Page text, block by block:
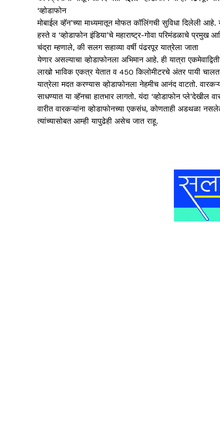
‘व्होडाफोन
मोबाईल व्हॅन’च्या माध्यमातून मोफत कॉलिंगची सुविधा दिलेली आहे.
हस्ते व ‘व्होडाफोन इंडिया’चे महाराष्ट्र-गोवा परिमंडळाचे
चंद्रा म्हणाले, की सलग सहाव्या वर्षी पंढरपूर यात्रेला जाता
येणार असल्याचा व्होडाफोनला अभिमान आहे. ही यात्रा
लाखो भाविक एकत्र येतात व 450 किलोमीटरचे अंतर पायी
यात्रेला मदत करण्यास व्होडाफोनला नेहमीच आनंद वाटतो.
साधण्यात या व्हॅनचा हातभार लागतो. यंदा ‘व्होडाफोन
वारीत वारकऱ्यांना व्होडाफोनच्या एकसंध, कोणताही अडथळा
त्यांच्यासोबत आम्ही यापुढेही असेच जात राहू.